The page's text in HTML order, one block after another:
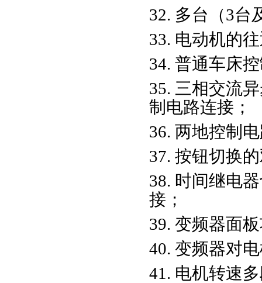
32. 多台（3台
33. 电动机的
34. 普通车床
35. 三相交流
制电路连接；
36. 两地控制
37. 按钮切换
38. 时间继电
接；
39. 变频器面
40. 变频器对
41. 电机转速